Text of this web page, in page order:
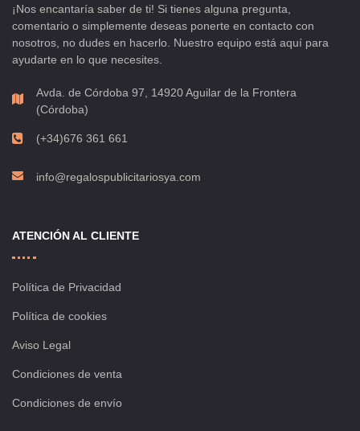
¡Nos encantaría saber de ti! Si tienes alguna pregunta,
comentario o simplemente deseas ponerte en contacto con
nosotros, no dudes en hacerlo. Nuestro equipo está aquí para
ayudarte en lo que necesites.
Avda. de Córdoba 97, 14920 Aguilar de la Frontera
(Córdoba)
(+34)676 361 661
info@regalospublicitariosya.com
ATENCIÓN AL CLIENTE
Política de Privacidad
Política de cookies
Aviso Legal
Condiciones de venta
Condiciones de envío